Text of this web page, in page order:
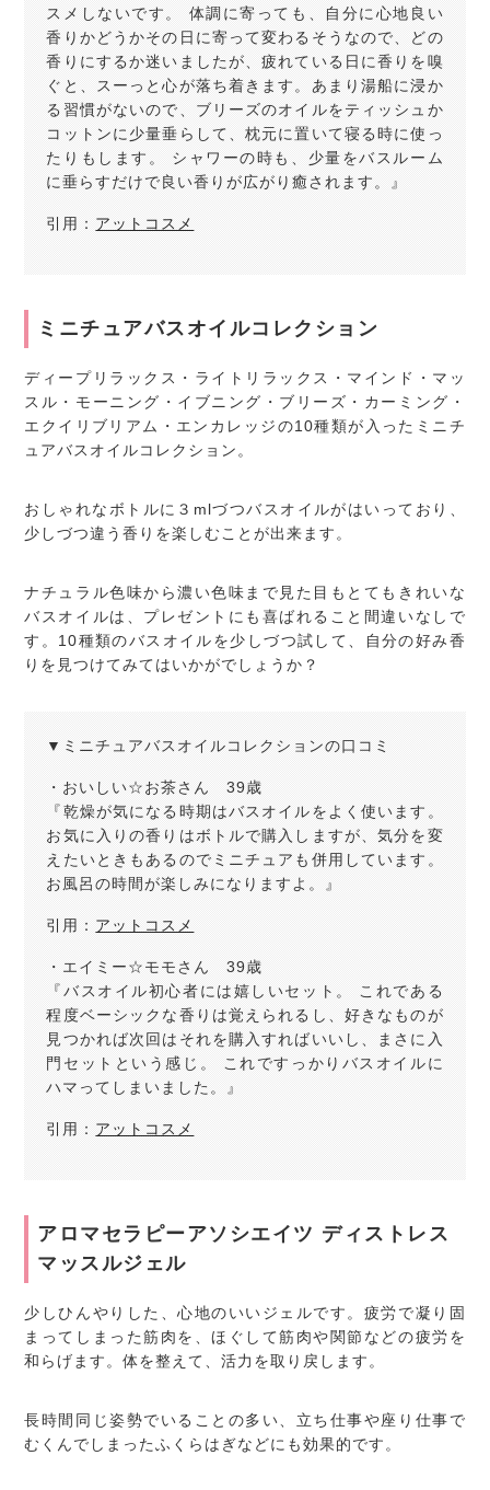
スメしないです。 体調に寄っても、自分に心地良い
香りかどうかその日に寄って変わるそうなので、どの
香りにするか迷いましたが、疲れている日に香りを嗅
ぐと、スーっと心が落ち着きます。あまり湯船に浸か
る習慣がないので、ブリーズのオイルをティッシュか
コットンに少量垂らして、枕元に置いて寝る時に使っ
たりもします。 シャワーの時も、少量をバスルーム
に垂らすだけで良い香りが広がり癒されます。』
引用： アットコスメ
ミニチュアバスオイルコレクション
ディープリラックス・ライトリラックス・マインド・マッ
スル・モーニング・イブニング・ブリーズ・カーミング・
エクイリブリアム・エンカレッジの10種類が入ったミニチ
ュアバスオイルコレクション。
おしゃれなボトルに３mlづつバスオイルがはいっており、
少しづつ違う香りを楽しむことが出来ます。
ナチュラル色味から濃い色味まで見た目もとてもきれいな
バスオイルは、プレゼントにも喜ばれること間違いなしで
す。10種類のバスオイルを少しづつ試して、自分の好み香
りを見つけてみてはいかがでしょうか？
▼ミニチュアバスオイルコレクションの口コミ
・おいしい☆お茶さん 39歳
『乾燥が気になる時期はバスオイルをよく使います。
お気に入りの香りはボトルで購入しますが、気分を変
えたいときもあるのでミニチュアも併用しています。
お風呂の時間が楽しみになりますよ。』
引用： アットコスメ
・エイミー☆モモさん 39歳
『バスオイル初心者には嬉しいセット。 これである
程度ベーシックな香りは覚えられるし、好きなものが
見つかれば次回はそれを購入すればいいし、まさに入
門セットという感じ。 これですっかりバスオイルに
ハマってしまいました。』
引用： アットコスメ
アロマセラピーアソシエイツ ディストレス
マッスルジェル
少しひんやりした、心地のいいジェルです。疲労で凝り固
まってしまった筋肉を、ほぐして筋肉や関節などの疲労を
和らげます。体を整えて、活力を取り戻します。
長時間同じ姿勢でいることの多い、立ち仕事や座り仕事で
むくんでしまったふくらはぎなどにも効果的です。